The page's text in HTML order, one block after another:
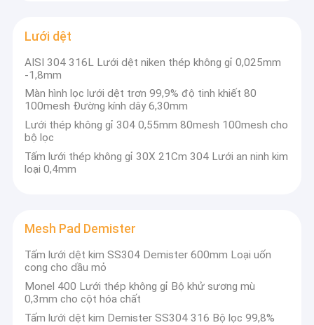
băng lưới dệt kim
Bộ giảm chấn đệm kim loại
Vải lưới dệt kim
Lưới dệt kim đồng
Mesh Pad Demister
Lưới nhôm
Lưới lọc nhôm
Lưới dệt
AISI 304 316L Lưới dệt niken thép không gỉ 0,025mm
-1,8mm
Màn hình lọc lưới dệt trơn 99,9% độ tinh khiết 80
100mesh Đường kính dây 6,30mm
Lưới thép không gỉ 304 0,55mm 80mesh 100mesh cho
bộ lọc
Tấm lưới thép không gỉ 30X 21Cm 304 Lưới an ninh kim
loại 0,4mm
Mesh Pad Demister
Tấm lưới dệt kim SS304 Demister 600mm Loại uốn
cong cho dầu mỏ
Monel 400 Lưới thép không gỉ Bộ khử sương mù
0,3mm cho cột hóa chất
Tấm lưới dệt kim Demister SS304 316 Bộ lọc 99,8%
Chúng tôi thành thật mà nói, nhà sản xuất đang
chờ đợi để được trợ giúp cho những người mua
đáng tin cậy của bạn, vui lòng liên hệ với chúng tôi
nếu bạn muốn hiểu thêm về công ty và sản phẩm
của chúng tôi.Công ty chúng tôi có thể cung cấp
chất lượng tuyệt vời với dịch vụ tốt với giá cả cạnh
tranh trong môi trường thị trường khốc liệt."